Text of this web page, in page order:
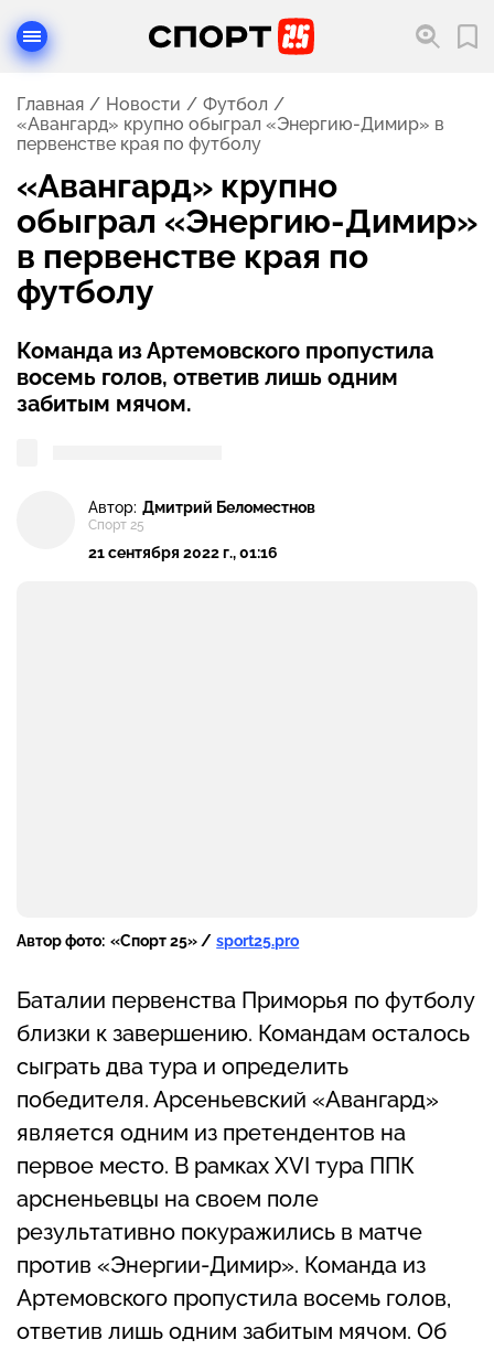
Главная Новости
Футбол
«Авангард» крупно обыграл «Энергию-Димир» в
первенстве края по футболу
«Авангард» крупно
обыграл «Энергию-Димир»
в первенстве края по
футболу
Команда из Артемовского пропустила
восемь голов, ответив лишь одним
забитым мячом.
Автор: Дмитрий Беломестнов
Спорт 25
21 сентября 2022 г., 01:16
Автор фото: «Спорт 25» / sport25.pro
Баталии первенства Приморья по футболу
близки к завершению. Командам осталось
сыграть два тура и определить
победителя. Арсеньевский «Авангард»
является одним из претендентов на
первое место. В рамках XVI тура ППК
арсненьевцы на своем поле
результативно покуражились в матче
против «Энергии-Димир». Команда из
Артемовского пропустила восемь голов,
ответив лишь одним забитым мячом. Об